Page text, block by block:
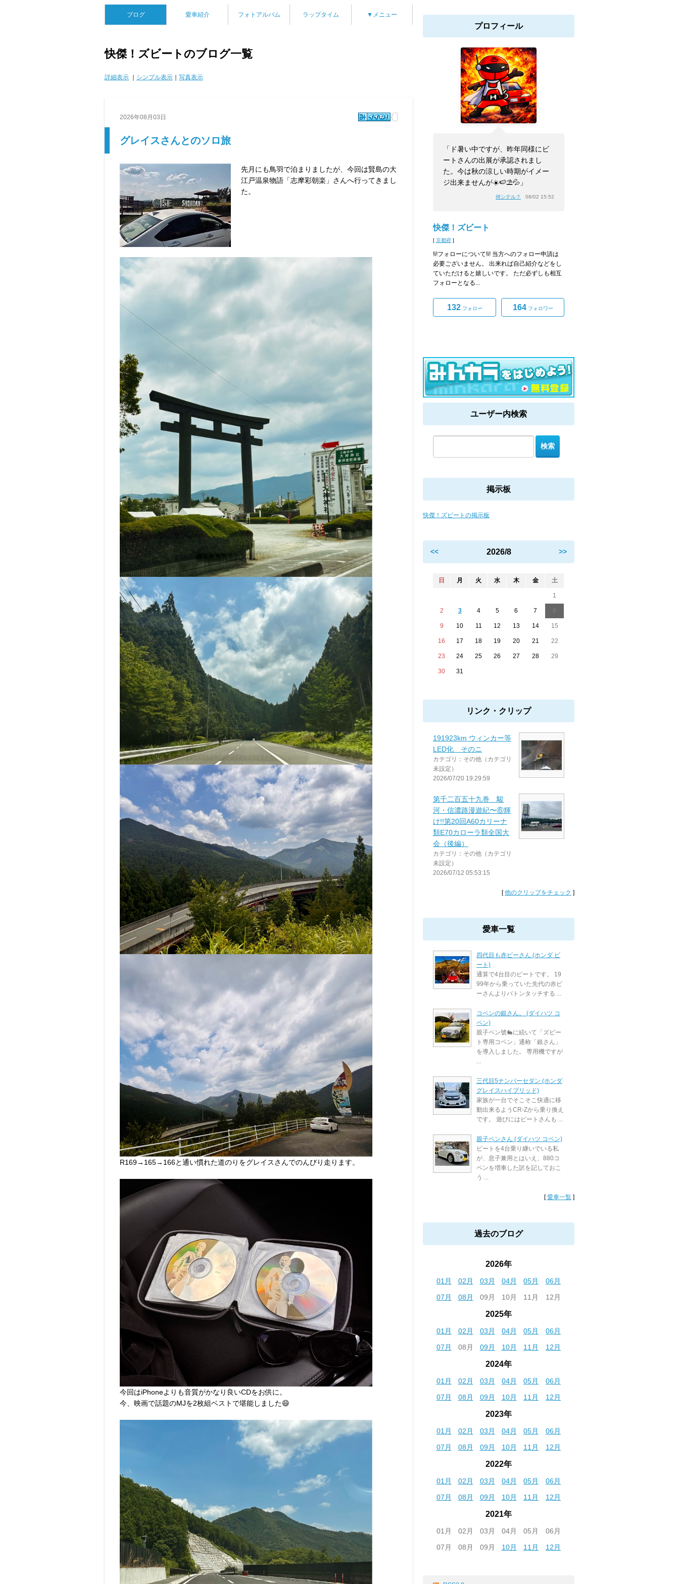
ブログ 愛車紹介 フォトアルバム ラップタイム ▼メニュー
快傑！ズビートのブログ一覧
詳細表示 シンプル表示 写真表示
2026年08月03日
グレイスさんとのソロ旅
先月にも鳥羽で泊まりましたが、今回は賢島の大
江戸温泉物語「志摩彩朝楽」さんへ行ってきまし
た。
R169→165→166と通い慣れた道のりをグレイスさんでのんびり走ります。
今回はiPhoneよりも音質がかなり良いCDをお供に。
今、映画で話題のMJを2枚組ベストで堪能しました😄
プロフィール
「ド暑い中ですが、昨年同様にビ
ートさんの出展が承認されまし
た。今は秋の涼しい時期がイメー
ジ出来ませんが☀️🍉⛱️💦」
何シテル？ 08/02 15:52
快傑！ズビート
[ 京都府 ]
!i!フォローについて!i! 当方へのフォロー申請は
必要ございません。 出来れば自己紹介などをし
ていただけると嬉しいです。 ただ必ずしも相互
フォローとなる...
132フォロー 164フォロワー
ユーザー内検索
掲示板
快傑！ズビートの掲示板
<< 2026/8 >>
日 月 火 水 木 金 土
1
2 3 4 5 6 7
9 10 11 12 13 14 15
16 17 18 19 20 21 22
23 24 25 26 27 28 29
30 31
リンク・クリップ
191923km ウィンカー等
LED化 そのニ
カテゴリ：その他（カテゴリ
未設定）
2026/07/20 19:29:59
第千二百五十九巻 駿
河・信濃路漫遊紀〜⑥輝
け!!第20回A60カリーナ
類E70カローラ類全国大
会（後編）
カテゴリ：その他（カテゴリ
未設定）
2026/07/12 05:53:15
[他のクリップをチェック ]
愛車一覧
四代目も赤ビーさん (ホンダ ビ
ート)
通算で4台目のビートです。 19
99年から乗っていた先代の赤ビ
ーさんよりバトンタッチする ...
コペンの銀さん。 (ダイハツ コ
ペン)
親子ペン號🐇に続いて「ズビー
ト専用コペン」通称「銀さん」
を導入しました。 専用機ですが
...
三代目5ナンバーセダン (ホンダ
グレイスハイブリッド)
家族が一台でそこそこ快適に移
動出来るようCR-Zから乗り換え
です。 遊びにはビートさんも ...
親子ペンさん (ダイハツ コペン)
ビートを4台乗り継いでいる私
が、息子兼用とはいえ、880コ
ペンを増車した訳を記しておこ
う ...
[愛車一覧 ]
過去のブログ
2026年
01月 02月 03月 04月 05月
06月
07月
08月 09月 10月 11月 12月
2025年
01月 02月 03月 04月 05月
06月
07月
08月 09月 10月 11月 12月
2024年
01月 02月 03月 04月 05月
06月
07月
08月 09月 10月 11月 12月
2023年
01月 02月 03月 04月 05月
06月
07月
08月 09月 10月 11月 12月
2022年
01月 02月 03月 04月 05月
06月
07月
08月 09月 10月 11月 12月
2021年
01月 02月 03月 04月 05月
06月
07月
08月 09月 10月 11月 12月